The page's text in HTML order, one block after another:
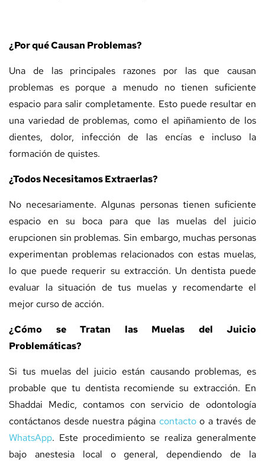
¿Por qué Causan Problemas?
Una de las principales razones por las que causan
problemas es porque a menudo no tienen suficiente
espacio para salir completamente. Esto puede resultar en
una variedad de problemas, como el apiñamiento de los
dientes, dolor, infección de las encías e incluso la
formación de quistes.
¿Todos Necesitamos Extraerlas?
No necesariamente. Algunas personas tienen suficiente
espacio en su boca para que las muelas del juicio
erupcionen sin problemas. Sin embargo, muchas personas
experimentan problemas relacionados con estas muelas,
lo que puede requerir su extracción. Un dentista puede
evaluar la situación de tus muelas y recomendarte el
mejor curso de acción.
¿Cómo se Tratan las Muelas del Juicio
Problemáticas?
Si tus muelas del juicio están causando problemas, es
probable que tu dentista recomiende su extracción. En
Shaddai Medic, contamos con servicio de odontología
contáctanos desde nuestra página contactoo a través de
WhatsApp. Este procedimiento se realiza generalmente
bajo anestesia local o general, dependiendo de la